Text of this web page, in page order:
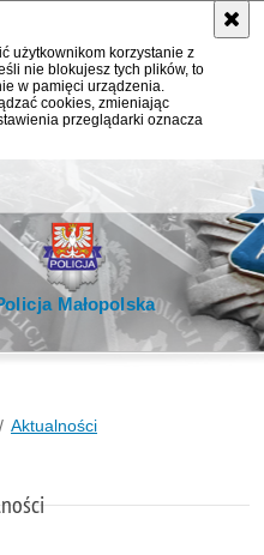
użytkownikom korzystanie z
nie blokujesz tych plików, to
w pamięci urządzenia.
cookies, zmieniając
przeglądarki oznacza
Małopolska
Aktualności